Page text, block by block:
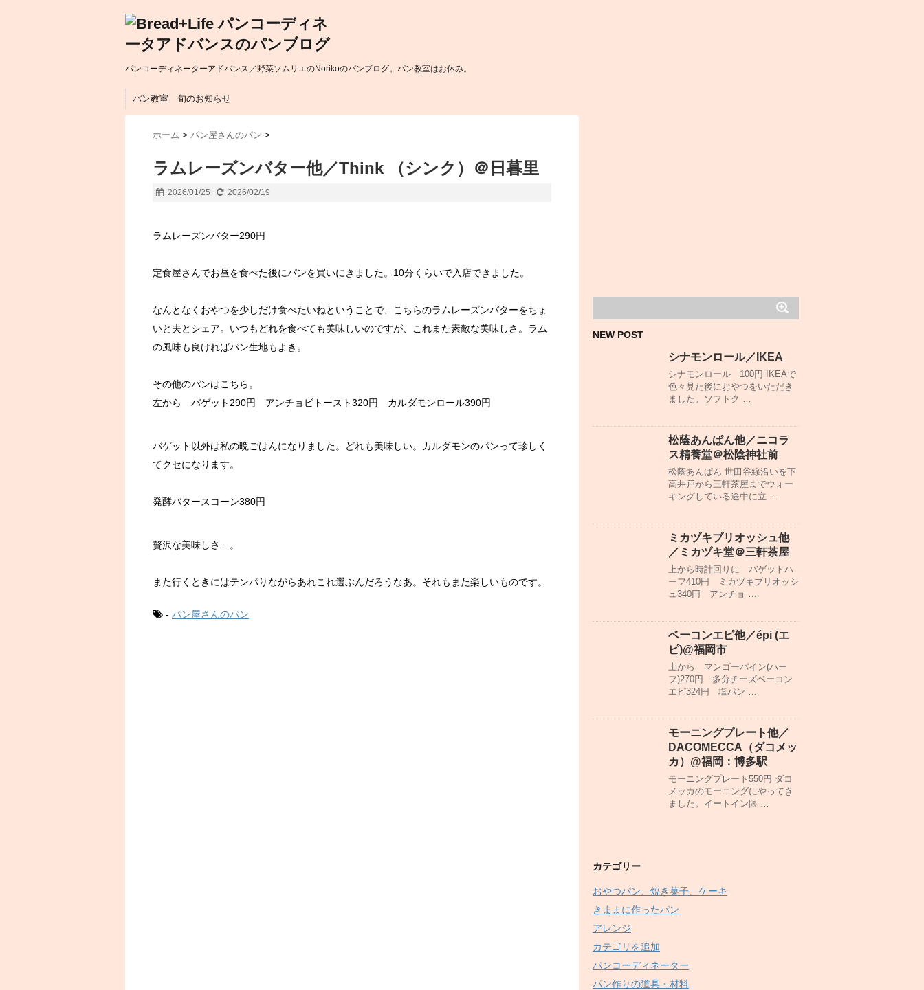
パンコーディネーターアドバンス／野菜ソムリエのNorikoのパンブログ。パン教室はお休み。
パン教室 旬のお知らせ
ホーム > パン屋さんのパン >
ラムレーズンバター他／Think （シンク）＠日暮里
2026/01/25 2026/02/19
ラムレーズンバター290円
定食屋さんでお昼を食べた後にパンを買いにきました。10分くらいで入店できました。
なんとなくおやつを少しだけ食べたいねということで、こちらのラムレーズンバターをちょ
いと夫とシェア。いつもどれを食べても美味しいのですが、これまた素敵な美味しさ。ラム
の風味も良ければパン生地もよき。
その他のパンはこちら。
左から バゲット290円 アンチョビトースト320円 カルダモンロール390円
バゲット以外は私の晩ごはんになりました。どれも美味しい。カルダモンのパンって珍しく
てクセになります。
発酵バタースコーン380円
贅沢な美味しさ…。
また行くときにはテンパりながらあれこれ選ぶんだろうなあ。それもまた楽しいものです。
- パン屋さんのパン
NEW POST
シナモンロール／IKEA
シナモンロール 100円 IKEAで
色々見た後におやつをいただき
ました。ソフトク …
松蔭あんぱん他／ニコラ
ス精養堂＠松陰神社前
松蔭あんぱん 世田谷線沿いを下
高井戸から三軒茶屋までウォー
キングしている途中に立 …
ミカヅキブリオッシュ他
／ミカヅキ堂＠三軒茶屋
上から時計回りに バゲットハ
ーフ410円 ミカヅキブリオッシ
ュ340円 アンチョ …
ベーコンエピ他／épi (エ
ピ)@福岡市
上から マンゴーパイン(ハー
フ)270円 多分チーズベーコン
エピ324円 塩パン …
モーニングプレート他／
DACOMECCA（ダコメッ
カ）@福岡：博多駅
モーニングプレート550円 ダコ
メッカのモーニングにやってき
ました。イートイン限 …
カテゴリー
おやつパン、焼き菓子、ケーキ
きままに作ったパン
アレンジ
カテゴリを追加
パンコーディネーター
パン作りの道具・材料